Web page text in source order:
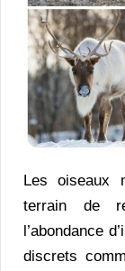
Les oiseaux
terrain de
l’abondance
discrets